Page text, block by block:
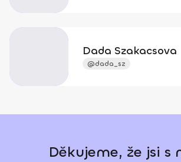
Dada Szakacsova
@dada_sz
Děkujeme, že jsi s